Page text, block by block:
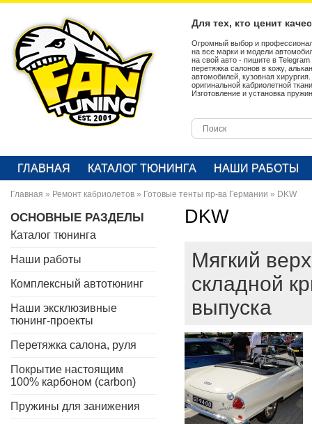
Для тех, кто ценит
Огромный выбор и
на все марки и модели
на свой авто - пишите в
перетяжка салонов в кожу,
автомобилей, кузовная
оригинальной кабриолетной
Изготовление и установка
ГЛАВНАЯ КАТАЛОГ ТЮНИНГА НАШИ РАБОТЫ
Главная » Ремонт кабриолетов » Готовые тенты пр-ва Германии » DKW
ОСНОВНЫЕ РАЗДЕЛЫ
Каталог тюнинга
Наши работы
Комплексный автотюнинг
Наши эксклюзивные
тюнинг-проекты
Перетяжка салона, руля
Покрытие настоящим
100% карбоном (carbon)
Пружины для занижения
DKW
Мягкий
складной
выпуска